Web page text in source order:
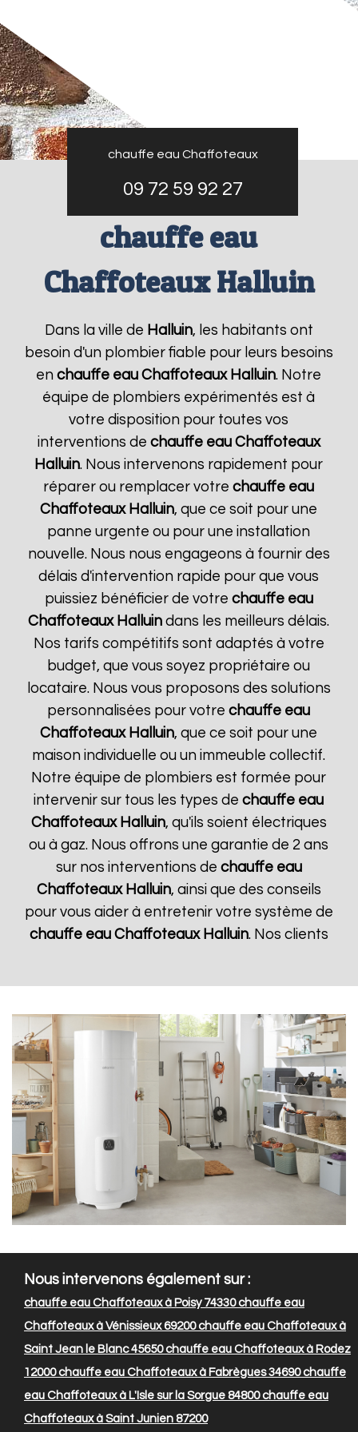
chauffe eau Chaffoteaux
09 72 59 92 27
chauffe eau
Chaffoteaux Halluin
Dans la ville de Halluin, les habitants ont
besoin d'un plombier fiable pour leurs besoins
enchauffe eau Chaffoteaux Halluin. Notre
équipe de plombiers expérimentés est à
votre disposition pour toutes vos
interventions de chauffe eau Chaffoteaux
Halluin. Nous intervenons rapidement pour
réparer ou remplacer votrechauffe eau
Chaffoteaux Halluin, que ce soit pour une
panne urgente ou pour une installation
nouvelle. Nous nous engageons à fournir des
délais d'intervention rapide pour que vous
puissiez bénéficier de votre chauffe eau
Chaffoteaux Halluin dans les meilleurs délais.
Nos tarifs compétitifs sont adaptés à votre
budget, que vous soyez propriétaire ou
locataire. Nous vous proposons des solutions
personnalisées pour votrechauffe eau
Chaffoteaux Halluin, que ce soit pour une
maison individuelle ou un immeuble collectif.
Notre équipe de plombiers est formée pour
intervenir sur tous les types dechauffe eau
Chaffoteaux Halluin, qu'ils soient électriques
ou à gaz. Nous offrons une garantie de 2 ans
sur nos interventions de chauffe eau
Chaffoteaux Halluin, ainsi que des conseils
pour vous aider à entretenir votre système de
chauffe eau Chaffoteaux Halluin. Nos clients
Nous intervenons également sur :
chauffe eau Chaffoteaux à Poisy 74330chauffe eau
Chaffoteaux à Vénissieux 69200chauffe eau Chaffoteaux à
Saint Jean le Blanc 45650chauffe eau Chaffoteaux à Rodez
12000chauffe eau Chaffoteaux à Fabrègues 34690chauffe
eau Chaffoteaux à L'Isle sur la Sorgue 84800chauffe eau
Chaffoteaux à Saint Junien 87200